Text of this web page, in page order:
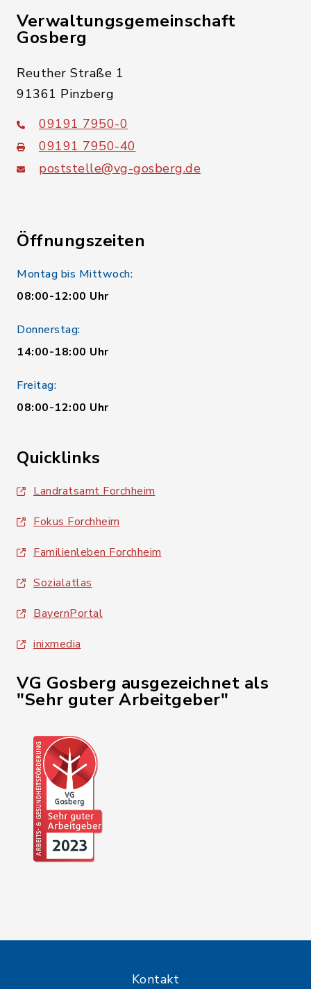
Verwaltungsgemeinschaft
Gosberg
Reuther Straße 1
91361 Pinzberg
09191 7950-0
09191 7950-40
poststelle@vg-gosberg.de
Öffnungszeiten
Montag bis Mittwoch:
08:00-12:00 Uhr
Donnerstag:
14:00-18:00 Uhr
Freitag:
08:00-12:00 Uhr
Quicklinks
Landratsamt Forchheim
Fokus Forchheim
Familienleben Forchheim
Sozialatlas
BayernPortal
inixmedia
VG Gosberg ausgezeichnet als
"Sehr guter Arbeitgeber"
Kontakt